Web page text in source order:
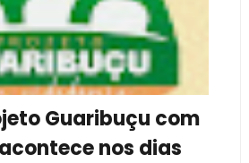
Guaribuçu com
nos dias